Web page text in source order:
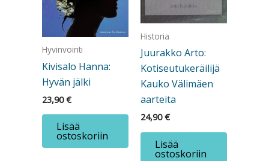
Hyvinvointi
Kivisalo Hanna:
Hyvän jälki
23,90€
Lisää
ostoskoriin
Historia
Juurakko Arto:
Kotiseutukeräilijä
Kauko Välimäen
aarteita
24,90€
Lisää
ostoskoriin